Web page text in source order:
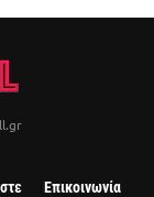
Επικοινωνία